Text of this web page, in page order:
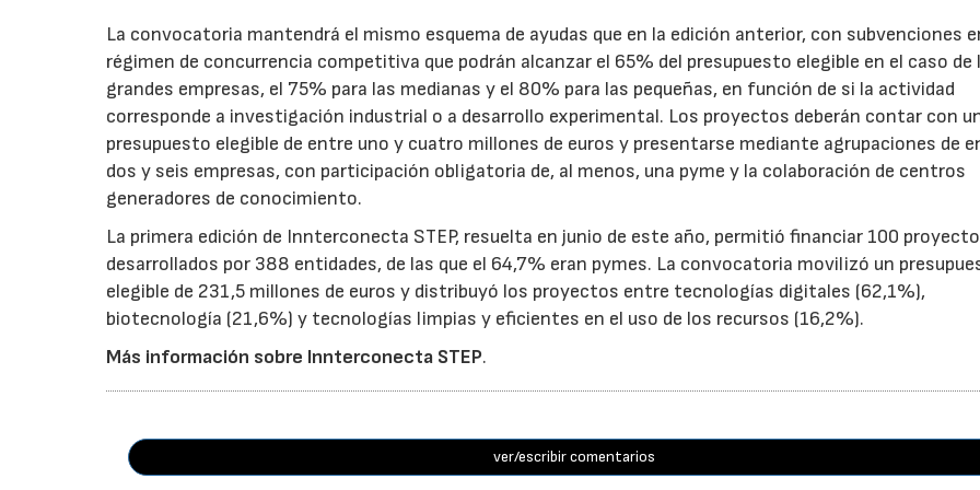
La convocatoria mantendrá el mismo esquema de ayudas que en la edición anterior, con subvenciones
régimen de concurrencia competitiva que podrán alcanzar el 65% del presupuesto elegible en el caso de
grandes empresas, el 75% para las medianas y el 80% para las pequeñas, en función de si la actividad
corresponde a investigación industrial o a desarrollo experimental. Los proyectos deberán contar con
presupuesto elegible de entre uno y cuatro millones de euros y presentarse mediante agrupaciones de
dos y seis empresas, con participación obligatoria de, al menos, una pyme y la colaboración de centros
generadores de conocimiento.
La primera edición de Innterconecta STEP, resuelta en junio de este año, permitió financiar 100
desarrollados por 388 entidades, de las que el 64,7% eran pymes. La convocatoria movilizó un
elegible de 231,5 millones de euros y distribuyó los proyectos entre tecnologías digitales (62,1%),
biotecnología (21,6%) y tecnologías limpias y eficientes en el uso de los recursos (16,2%).
Más información sobre Innterconecta STEP.
ver/escribir comentarios